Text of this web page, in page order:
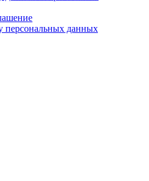
персональных данных